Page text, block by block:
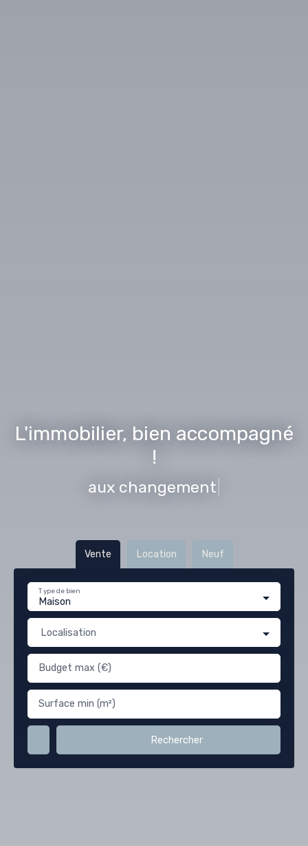
L'immobilier, bien accompagné
!
aux changements de vie
Vente Location Neuf
Maison
Type de bien
Localisation
Budget max (€)
Surface min (m²)
Rechercher